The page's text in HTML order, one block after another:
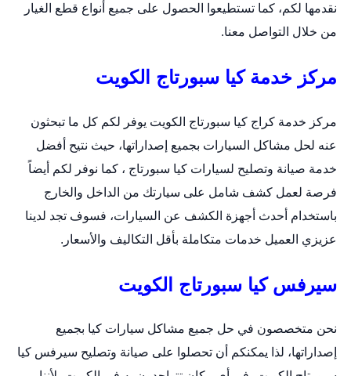
نقدمها لكم، كما تستطيعوا الحصول على جميع أنواع قطع الغيار
من خلال التواصل معنا.
مركز خدمة كيا سبورتاج الكويت
مركز خدمة كراج كيا سبورتاج الكويت يوفر لكم كل ما تبحثون
عنه لحل مشاكل السيارات بجميع إصداراتها، حيث نتيح أفضل
خدمة صيانة وتصليح لسيارات كيا سبورتاج ، كما نوفر لكم أيضاً
فرصة لعمل كشف شامل على سيارتك من الداخل والخارج
باستخدام أحدث أجهزة الكشف عن السيارات، فسوف تجد لدينا
عزيزي العميل خدمات متكاملة بأقل التكاليف والأسعار.
سيرفس كيا سبورتاج الكويت
نحن متخصصون في حل جميع مشاكل سيارات كيا بجميع
إصداراتها، لذا يمكنكم أن تحصلوا على صيانة وتصليح سيرفس كيا